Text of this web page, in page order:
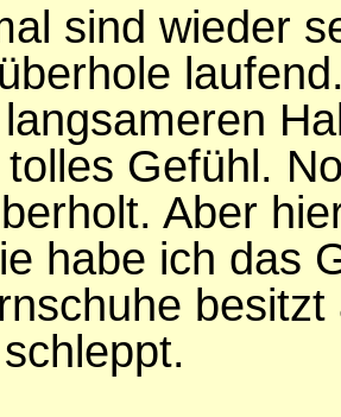
sind wieder
Gefühl.
Aber
habe ich das